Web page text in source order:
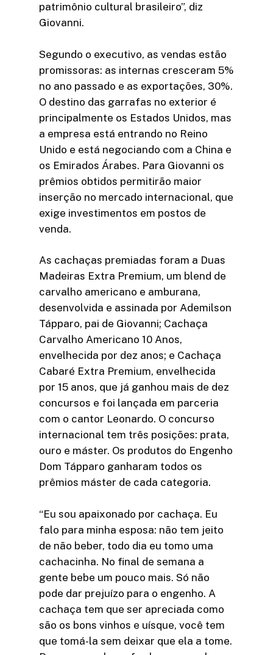
patrimônio cultural brasileiro”, diz
Giovanni.
Segundo o executivo, as vendas estão
promissoras: as internas cresceram 5%
no ano passado e as exportações, 30%.
O destino das garrafas no exterior é
principalmente os Estados Unidos, mas
a empresa está entrando no Reino
Unido e está negociando com a China e
os Emirados Árabes. Para Giovanni os
prêmios obtidos permitirão maior
inserção no mercado internacional, que
exige investimentos em postos de
venda.
As cachaças premiadas foram a Duas
Madeiras Extra Premium, um blend de
carvalho americano e amburana,
desenvolvida e assinada por Ademilson
Tápparo, pai de Giovanni; Cachaça
Carvalho Americano 10 Anos,
envelhecida por dez anos; e Cachaça
Cabaré Extra Premium, envelhecida
por 15 anos, que já ganhou mais de dez
concursos e foi lançada em parceria
com o cantor Leonardo. O concurso
internacional tem três posições: prata,
ouro e máster. Os produtos do Engenho
Dom Tápparo ganharam todos os
prêmios máster de cada categoria.
“Eu sou apaixonado por cachaça. Eu
falo para minha esposa: não tem jeito
de não beber, todo dia eu tomo uma
cachacinha. No final de semana a
gente bebe um pouco mais. Só não
pode dar prejuízo para o engenho. A
cachaça tem que ser apreciada como
são os bons vinhos e uísque, você tem
que tomá-la sem deixar que ela a tome.